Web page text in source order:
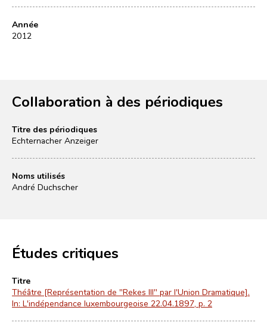
Année
2012
Collaboration à des périodiques
Titre des périodiques
Echternacher Anzeiger
Noms utilisés
André Duchscher
Études critiques
Titre
Théâtre [Représentation de "Rekes III" par l'Union Dramatique].
In: L'indépendance luxembourgeoise 22.04.1897, p. 2